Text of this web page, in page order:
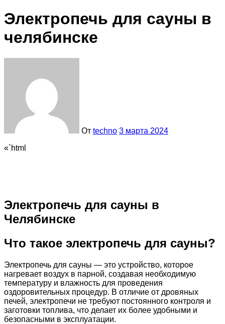
Электропечь для сауны в
челябинске
От techno 3 марта 2024
«`html
Электропечь для сауны в
Челябинске
Что такое электропечь для сауны?
Электропечь для сауны — это устройство, которое
нагревает воздух в парной, создавая необходимую
температуру и влажность для проведения
оздоровительных процедур. В отличие от дровяных
печей, электропечи не требуют постоянного контроля и
заготовки топлива, что делает их более удобными и
безопасными в эксплуатации.